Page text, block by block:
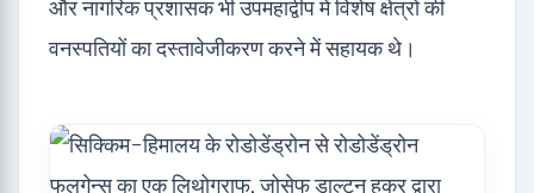
और नागरिक प्रशासक भी उपमहाद्वीप में विशेष क्षेत्रों की
वनस्पतियों का दस्तावेजीकरण करने में सहायक थे।